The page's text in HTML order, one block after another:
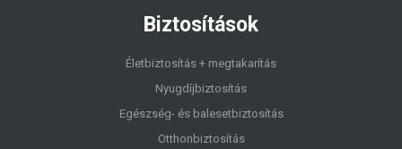
Biztosítások
Életbiztosítás + megtakarítás
Nyugdíjbiztosítás
Egészség- és balesetbiztosítás
Otthonbiztosítás